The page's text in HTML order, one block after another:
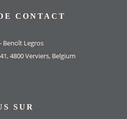
CONTACT
Benoît Legros
4800 Verviers, Belgium
SUR